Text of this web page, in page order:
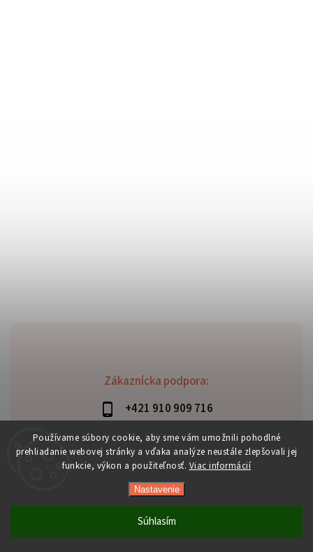
Používame súbory cookie, aby sme vám umožnili pohodlné
prehliadanie webovej stránky a vďaka analýze neustále zlepšovali jej
funkcie, výkon a použiteľnosť. Viac informácií
Nastavenie
Súhlasím
Zákaznícka podpora:
+421 910 909 716
lubomir.haraus@alterbike.sk
Copyright 2026
Shoptet | Design